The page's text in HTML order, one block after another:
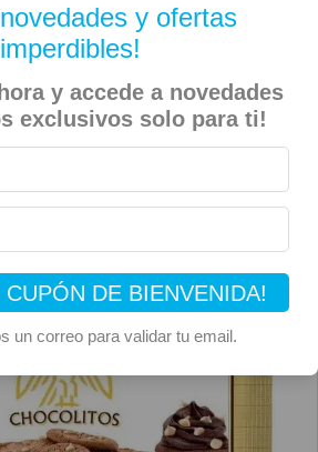
y ofertas
imperdibles!
y accede a novedades
exclusivos solo para ti!
CUPÓN DE BIENVENIDA!
un correo para validar tu email.
Chocolates
Blanco 150gr